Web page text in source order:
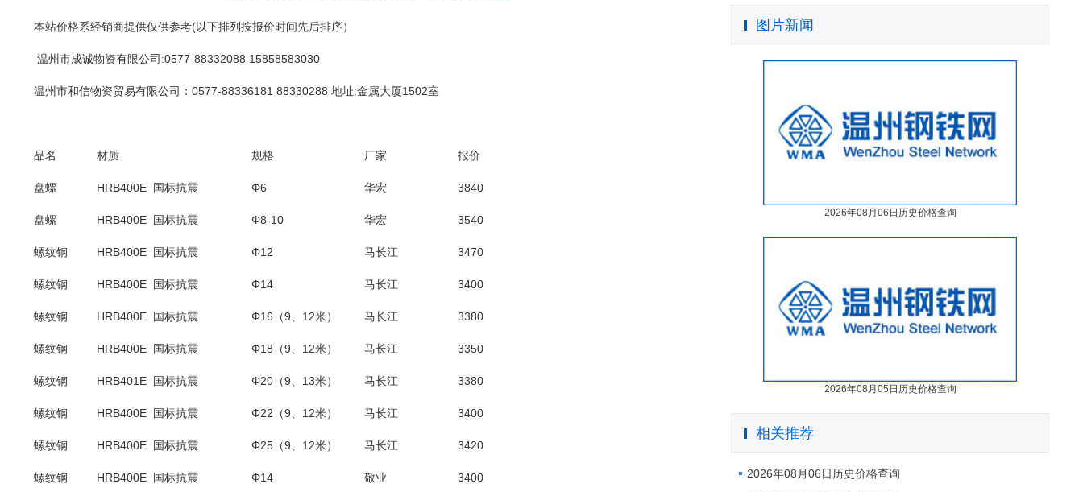
本站价格系经销商提供仅供参考(以下排列按报价时间先后排序）
温州市成诚物资有限公司 :0577-88332088 15858583030
温州市和信物资贸易有限公司：0577-88336181 88330288 地址:金属大厦1502室
品名 材质 规格 厂家 报价
盘螺 HRB400E 国标抗震 Φ6 华宏 3840
盘螺 HRB400E 国标抗震 Φ8-10 华宏 3540
螺纹钢 HRB400E 国标抗震 Φ12 马长江 3470
螺纹钢 HRB400E 国标抗震 Φ14 马长江 3400
螺纹钢 HRB400E 国标抗震 Φ16（9、12米） 马长江 3380
螺纹钢 HRB400E 国标抗震 Φ18 （9 12米） 马长江 3350
螺纹钢 HRB401E 国标抗震 Φ20 （9 13米） 马长江 3380
螺纹钢 HRB400E 国标抗震 Φ22（9、12米） 马长江 3400
螺纹钢 HRB400E 国标抗震 Φ25（9、12米） 马长江 3420
螺纹钢 HRB400E 国标抗震 Φ14 敬业 3400
图片新闻
2026年08月06日历史价格查询
2026年08月05日历史价格查询
相关推荐
2026年08月06日历史价格查询